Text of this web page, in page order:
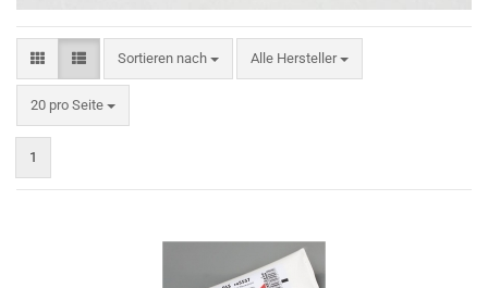
Sortieren nach
Sortieren nach Alle Hersteller
20 pro Seite
pro Seite
1